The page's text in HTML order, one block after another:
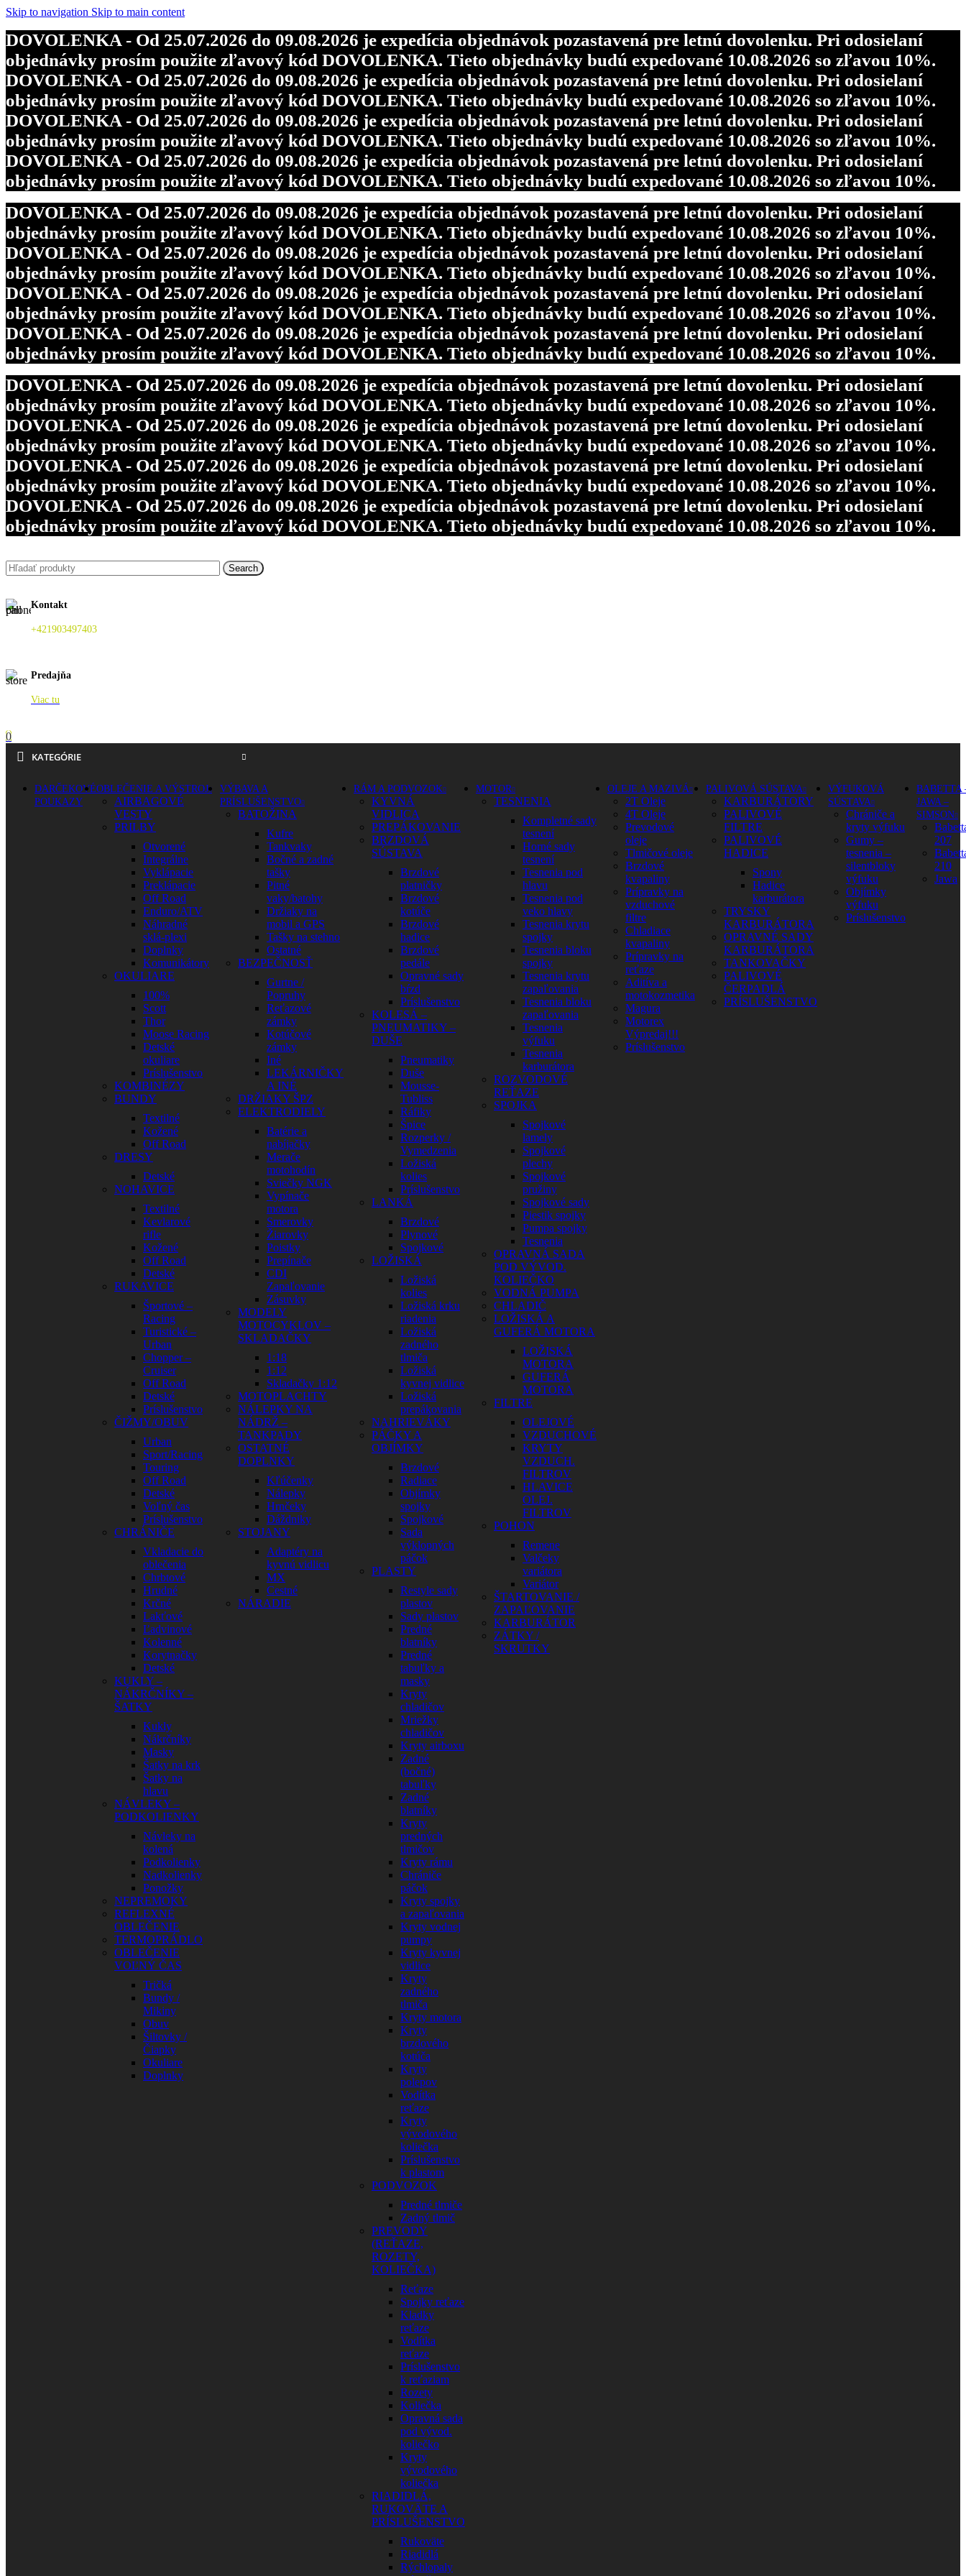
Skip to navigation Skip to main content
DOVOLENKA - Od 25.07.2026 do 09.08.2026 je expedícia objednávok pozastavená pre letnú dovolenku. Pri odosielaní
objednávky prosím použite zľavový kód DOVOLENKA. Tieto objednávky budú expedované 10.08.2026 so zľavou 10%.
DOVOLENKA - Od 25.07.2026 do 09.08.2026 je expedícia objednávok pozastavená pre letnú dovolenku. Pri odosielaní
objednávky prosím použite zľavový kód DOVOLENKA. Tieto objednávky budú expedované 10.08.2026 so zľavou 10%.
DOVOLENKA - Od 25.07.2026 do 09.08.2026 je expedícia objednávok pozastavená pre letnú dovolenku. Pri odosielaní
objednávky prosím použite zľavový kód DOVOLENKA. Tieto objednávky budú expedované 10.08.2026 so zľavou 10%.
DOVOLENKA - Od 25.07.2026 do 09.08.2026 je expedícia objednávok pozastavená pre letnú dovolenku. Pri odosielaní
objednávky prosím použite zľavový kód DOVOLENKA. Tieto objednávky budú expedované 10.08.2026 so zľavou 10%.
DOVOLENKA - Od 25.07.2026 do 09.08.2026 je expedícia objednávok pozastavená pre letnú dovolenku. Pri odosielaní
objednávky prosím použite zľavový kód DOVOLENKA. Tieto objednávky budú expedované 10.08.2026 so zľavou 10%.
DOVOLENKA - Od 25.07.2026 do 09.08.2026 je expedícia objednávok pozastavená pre letnú dovolenku. Pri odosielaní
objednávky prosím použite zľavový kód DOVOLENKA. Tieto objednávky budú expedované 10.08.2026 so zľavou 10%.
DOVOLENKA - Od 25.07.2026 do 09.08.2026 je expedícia objednávok pozastavená pre letnú dovolenku. Pri odosielaní
objednávky prosím použite zľavový kód DOVOLENKA. Tieto objednávky budú expedované 10.08.2026 so zľavou 10%.
DOVOLENKA - Od 25.07.2026 do 09.08.2026 je expedícia objednávok pozastavená pre letnú dovolenku. Pri odosielaní
objednávky prosím použite zľavový kód DOVOLENKA. Tieto objednávky budú expedované 10.08.2026 so zľavou 10%.
DOVOLENKA - Od 25.07.2026 do 09.08.2026 je expedícia objednávok pozastavená pre letnú dovolenku. Pri odosielaní
objednávky prosím použite zľavový kód DOVOLENKA. Tieto objednávky budú expedované 10.08.2026 so zľavou 10%.
DOVOLENKA - Od 25.07.2026 do 09.08.2026 je expedícia objednávok pozastavená pre letnú dovolenku. Pri odosielaní
objednávky prosím použite zľavový kód DOVOLENKA. Tieto objednávky budú expedované 10.08.2026 so zľavou 10%.
DOVOLENKA - Od 25.07.2026 do 09.08.2026 je expedícia objednávok pozastavená pre letnú dovolenku. Pri odosielaní
objednávky prosím použite zľavový kód DOVOLENKA. Tieto objednávky budú expedované 10.08.2026 so zľavou 10%.
DOVOLENKA - Od 25.07.2026 do 09.08.2026 je expedícia objednávok pozastavená pre letnú dovolenku. Pri odosielaní
objednávky prosím použite zľavový kód DOVOLENKA. Tieto objednávky budú expedované 10.08.2026 so zľavou 10%.
Search
Kontakt
+421903497403
Predajňa
Viac tu
0
KATEGÓRIE
DARČEKOVÉ
POUKAZY
OBLEČENIE A VÝSTROJ
AIRBAGOVÉ
VESTY
PRILBY
Otvorené
Integrálne
Vyklápacie
Preklápacie
Off Road
Enduro/ATV
Náhradné
sklá-plexi
Doplnky
Komunikátory
OKULIARE
100%
Scott
Thor
Moose Racing
Detské
okuliare
Príslušenstvo
KOMBINÉZY
BUNDY
Textilné
Kožené
Off Road
DRESY
Detské
NOHAVICE
Textilné
Kevlarové
rifle
Kožené
Off Road
Detské
RUKAVICE
Športové –
Racing
Turistické –
Urban
Chopper –
Cruiser
Off Road
Detské
Príslušenstvo
ČIŽMY/OBUV
Urban
Sport/Racing
Touring
Off Road
Detské
Voľný čas
Príslušenstvo
CHRÁNIČE
Vkladacie do
oblečenia
Chrbtové
Hrudné
Krčné
Lakťové
Ľadvinové
Kolenné
Korytnačky
Detské
KUKLY –
NÁKRČNÍKY –
ŠATKY
Kukly
Nákrčníky
Masky
Šatky na krk
Šatky na
hlavu
NÁVLEKY –
PODKOLIENKY
Návleky na
kolená
Podkolienky
Nadkolienky
Ponožky
NEPREMOKY
REFLEXNÉ
OBLEČENIE
TERMOPRÁDLO
OBLEČENIE
VOĽNÝ ČAS
Tričká
Bundy /
Mikiny
Obuv
Šiltovky /
Čiapky
Okuliare
Doplnky
VÝBAVA A
PRÍSLUŠENSTVO
BATOŽINA
Kufre
Tankvaky
Bočné a zadné
tašky
Pitné
vaky/batohy
Držiaky na
mobil a GPS
Tašky na stehno
Ostatné
BEZPEČNOSŤ
Gurtne /
Popruhy
Reťazové
zámky
Kotúčové
zámky
Iné
LEKÁRNIČKY
A INÉ
DRŽIAKY ŠPZ
ELEKTRODIELY
Batérie a
nabíjačky
Merače
motohodín
Sviečky NGK
Vypínače
motora
Smerovky
Žiarovky
Poistky
Prepínače
CDI
Zapaľovanie
Zásuvky
MODELY
MOTOCYKLOV –
SKLADAČKY
1:18
1:12
Skladačky 1:12
MOTOPLACHTY
NÁLEPKY NA
NÁDRŽ –
TANKPADY
OSTATNÉ
DOPLNKY
Kľúčenky
Nálepky
Hrnčeky
Dáždniky
STOJANY
Adaptéry na
kyvnú vidlicu
MX
Cestné
NÁRADIE
RÁM A PODVOZOK
KYVNÁ
VIDLICA
PREPÁKOVANIE
BRZDOVÁ
SÚSTAVA
Brzdové
platničky
Brzdové
kotúče
Brzdové
hadice
Brzdové
pedále
Opravné sady
bŕzd
Príslušenstvo
KOLESÁ –
PNEUMATIKY –
DUŠE
Pneumatiky
Duše
Mousse-
Tubliss
Ráfiky
Špice
Rozperky /
Vymedzenia
Ložiská
kolies
Príslušenstvo
LANKÁ
Brzdové
Plynové
Spojkové
LOŽISKÁ
Ložiská
kolies
Ložiská krku
riadenia
Ložiská
zadného
tlmiča
Ložiská
kyvnej vidlice
Ložiská
prepákovania
NAHRIEVÁKY
PÁČKY A
OBJÍMKY
Brzdové
Radiace
Objímky
spojky
Spojkové
Sada
výklopných
páčok
PLASTY
Restyle sady
plastov
Sady plastov
Predné
blatníky
Predné
tabuľky a
masky
Kryty
chladičov
Mriežky
chladičov
Kryty airboxu
Zadné
(bočné)
tabuľky
Zadné
blatníky
Kryty
predných
tlmičov
Kryty rámu
Chrániče
páčok
Kryty spojky
a zapaľovania
Kryty vodnej
pumpy
Kryty kyvnej
vidlice
Kryty
zadného
tlmiča
Kryty motora
Kryty
brzdového
kotúča
Kryty
polepov
Vodítka
reťaze
Kryty
vývodového
koliečka
Príslušenstvo
k plastom
PODVOZOK
Predné tlmiče
Zadný tlmič
PREVODY
(REŤAZE,
ROZETY,
KOLIEČKA)
Reťaze
Spojky reťaze
Kladky
reťaze
Vodítka
reťaze
Príslušenstvo
k reťaziam
Rozety
Koliečka
Opravná sada
pod vývod.
koliečko
Kryty
vývodového
koliečka
RIADIDLÁ,
RUKOVÄTE A
PRÍSLUŠENSTVO
Rukoväte
Riadidlá
Rýchlopaly
MOTOR
TESNENIA
Kompletné sady
tesnení
Horné sady
tesnení
Tesnenia pod
hlavu
Tesnenia pod
veko hlavy
Tesnenia krytu
spojky
Tesnenia bloku
spojky
Tesnenia krytu
zapaľovania
Tesnenia bloku
zapaľovania
Tesnenia
výfuku
Tesnenia
karburátora
ROZVODOVÉ
REŤAZE
SPOJKA
Spojkové
lamely
Spojkové
plechy
Spojkové
pružiny
Spojkové sady
Piestik spojky
Pumpa spojky
Tesnenia
OPRAVNÁ SADA
POD VÝVOD.
KOLIEČKO
VODNÁ PUMPA
CHLADIČ
LOŽISKÁ A
GUFERÁ MOTORA
LOŽISKÁ
MOTORA
GUFERÁ
MOTORA
FILTRE
OLEJOVÉ
VZDUCHOVÉ
KRYTY
VZDUCH.
FILTROV
HLAVICE
OLEJ.
FILTROV
POHON
Remene
Valčeky
variátora
Variátor
ŠTARTOVANIE /
ZAPAĽOVANIE
KARBURÁTOR
ZÁTKY /
SKRUTKY
OLEJE A MAZIVÁ
2T Oleje
4T Oleje
Prevodové
oleje
Tlmičové oleje
Brzdové
kvapaliny
Prípravky na
vzduchové
filtre
Chladiace
kvapaliny
Prípravky na
reťaze
Aditíva a
motokozmetika
Magura
Motorex
Výpredaj!!!
Príslušenstvo
PALIVOVÁ SÚSTAVA
KARBURÁTORY
PALIVOVÉ
FILTRE
PALIVOVÉ
HADICE
Spony
Hadice
karburátora
TRYSKY
KARBURÁTORA
OPRAVNÉ SADY
KARBURÁTORA
TANKOVAČKY
PALIVOVÉ
ČERPADLÁ
PRÍSLUŠENSTVO
VÝFUKOVÁ
SÚSTAVA
Chrániče a
kryty výfuku
Gumy –
tesnenia –
silentbloky
výfuku
Objímky
výfuku
Príslušenstvo
BABETTA
JAWA –
SIMSON
207
210
Jawa